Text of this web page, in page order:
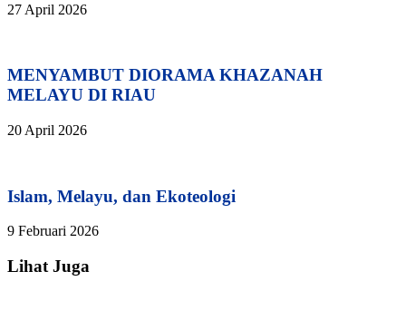
27 April 2026
MENYAMBUT DIORAMA KHAZANAH
MELAYU DI RIAU
20 April 2026
Islam, Melayu, dan Ekoteologi
9 Februari 2026
Lihat Juga